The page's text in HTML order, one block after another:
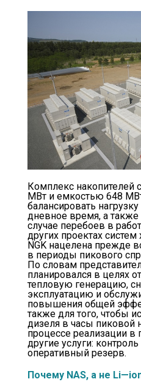
Комплекс
МВт и емкостью 648
балансировать
дневное время, а также
случае перебоев в
других проектах
NGK нацелена прежде
в периоды пикового
По словам
планировался в целях
тепловую генерацию,
эксплуатацию и
повышения общей
также для того, чтобы
дизеля в часы пиковой
процессе реализации
другие услуги:
оперативный резерв.
Почему NAS, а не